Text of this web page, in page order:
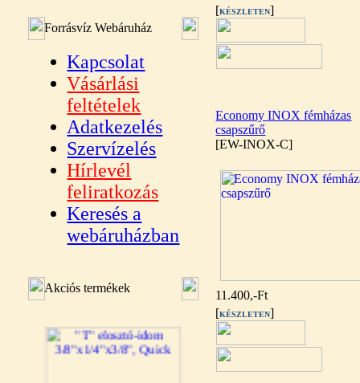
Forrásvíz Webáruház
Kapcsolat
Vásárlási
feltételek
Adatkezelés
Szervízelés
Hírlevél
feliratkozás
Keresés a
webáruházban
Akciós termékek
[KÉSZLETEN]
Economy INOX fémházas
csapszűrő
[EW-INOX-C]
11.400,-Ft
[KÉSZLETEN]